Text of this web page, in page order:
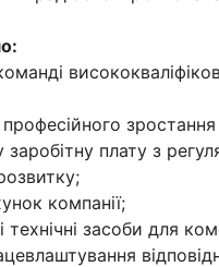
плату з
компанії;
технічні засоби для